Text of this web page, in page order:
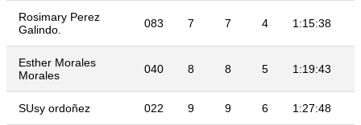
Rosimary Perez
Galindo.
083 7 7 4 1:15:38
Esther Morales
Morales
040 8 8 5 1:19:43
SUsy ordoñez 022 9 9 6 1:27:48